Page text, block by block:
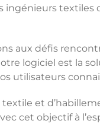
textiles
aux défis
logiciel est la
utilisateurs
et
cet objectif à